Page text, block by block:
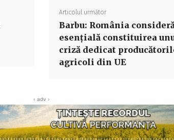
Articolul următor
Barbu: România consideră
esenţială constituirea
criză dedicat
agricoli din UE
‹ adv ›